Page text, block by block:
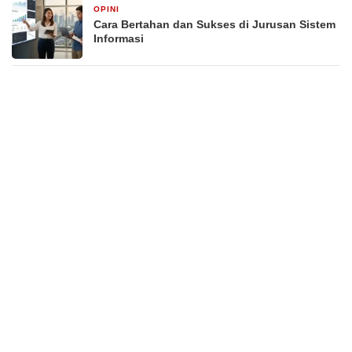
OPINI
Cara Bertahan dan Sukses di Jurusan Sistem
Informasi